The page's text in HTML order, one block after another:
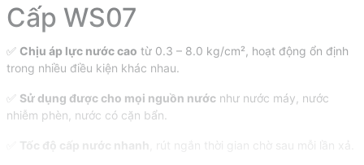
Cấp WS07
✅ Chịu áp lực nước cao từ 0.3 – 8.0 kg/cm², hoạt động ổn định
trong nhiều điều kiện khác nhau.
✅ Sử dụng được cho mọi nguồn nướcnhư nước máy, nước
nhiễm phèn, nước có cặn bẩn.
Tốc độ cấp nước nhanh , rút ngắn thời gian chờ sau mỗi lần xả.